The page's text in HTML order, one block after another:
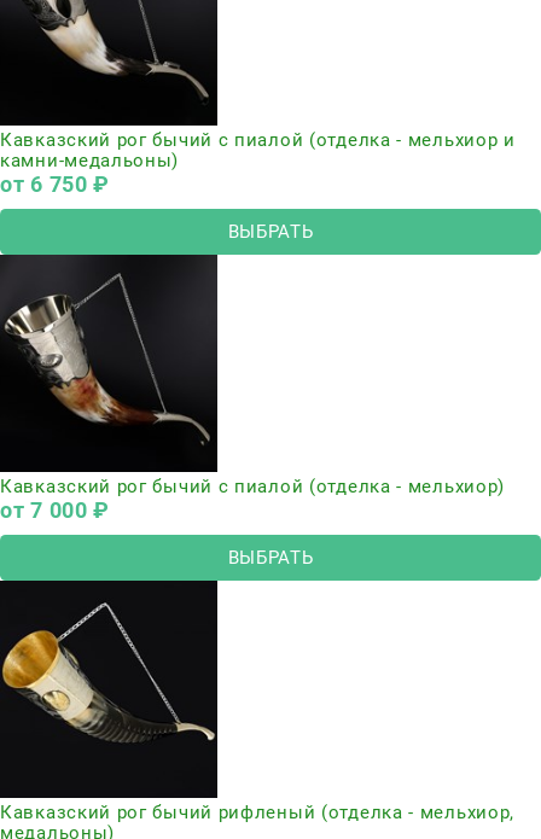
Кавказский рог бычий с пиалой (отделка - мельхиор и
камни-медальоны)
от 6 750 ₽
ВЫБРАТЬ
Кавказский рог бычий с пиалой (отделка - мельхиор)
от7 000 ₽
ВЫБРАТЬ
Кавказский рог бычий рифленый (отделка - мельхиор,
медальоны)